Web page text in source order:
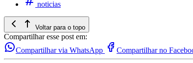
noticias
Voltar para o topo
Compartilhar esse post em:
Compartilhar via WhatsApp
Compartilhar no